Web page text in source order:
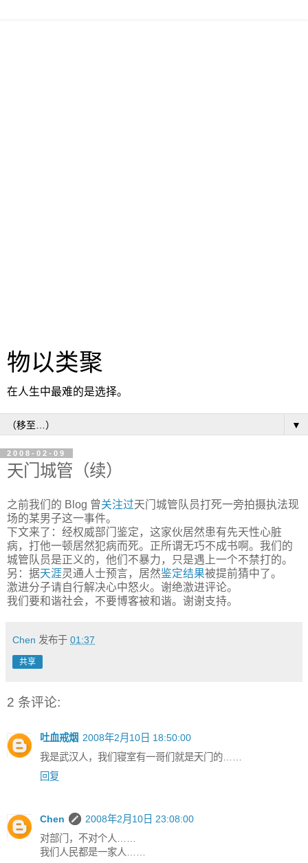
物以类聚
在人生中最难的是选择。
▼
2008-02-09
天门城管（续）
之前我们的 Blog 曾关注过天门城管队员打死一旁拍摄执法现
场的某男子这一事件。
下文来了：经权威部门鉴定，这家伙居然患有先天性心脏
病，打他一顿居然犯病而死。正所谓无巧不成书啊。我们的
城管队员是正义的，他们不暴力，只是遇上一个不禁打的。
另：据天涯灵通人士预言，居然鉴定结果被提前猜中了。
激进分子请自行解决心中怒火。谢绝激进评论。
我们要和谐社会，不要博客被和谐。谢谢支持。
Chen 发布于 01:37
共享
2 条评论:
吐血戒烟 2008年2月10日 18:50:00
我是武汉人，我们寝室有一哥们就是天门的……
回复
Chen
2008年2月10日 23:08:00
对部门，不对个人……
我们人民都是一家人……